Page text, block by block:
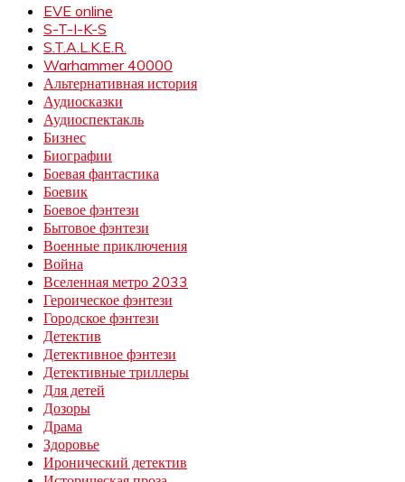
EVE online
S-T-I-K-S
S.T.A.L.K.E.R.
Warhammer 40000
Альтернативная история
Аудиосказки
Аудиоспектакль
Бизнес
Биографии
Боевая фантастика
Боевик
Боевое фэнтези
Бытовое фэнтези
Военные приключения
Война
Вселенная метро 2033
Героическое фэнтези
Городское фэнтези
Детектив
Детективное фэнтези
Детективные триллеры
Для детей
Дозоры
Драма
Здоровье
Иронический детектив